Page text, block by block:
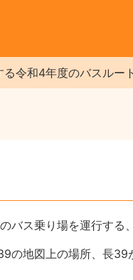
令和4年度のバスルー
バス乗り場を運行する
の地図上の場所、長